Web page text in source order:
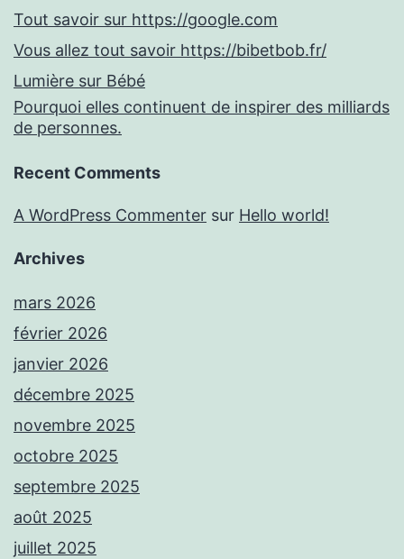
Tout savoir sur https://google.com
Vous allez tout savoir https://bibetbob.fr/
Lumière sur Bébé
Pourquoi elles continuent de inspirer des milliards
de personnes.
Recent Comments
A WordPress Commenter sur Hello world!
Archives
mars 2026
février 2026
janvier 2026
décembre 2025
novembre 2025
octobre 2025
septembre 2025
août 2025
juillet 2025